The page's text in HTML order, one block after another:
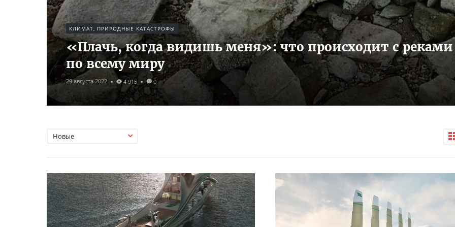
КЛИМАТ, ПРИРОДНЫЕ КАТАСТРОФЫ
«Плачь, когда видишь меня»: что происходит с реками
по всему миру
29 августа 2022 4 915 0
Новые